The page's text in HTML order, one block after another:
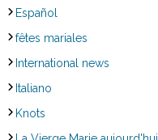
Español
fêtes mariales
International news
Italiano
Knots